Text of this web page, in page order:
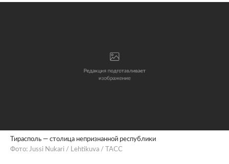
Тирасполь — столица непризнанной республики
Фото: Jussi Nukari / Lehtikuva / TACC